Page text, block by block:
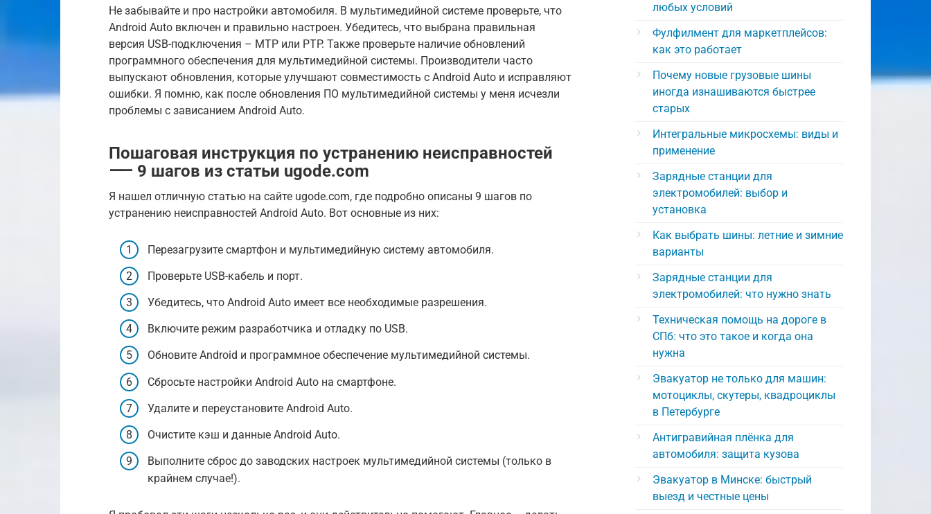
Не забывайте и про настройки автомобиля. В мультимедийной системе проверьте, что
Android Auto включен и правильно настроен. Убедитесь, что выбрана правильная
версия USB-подключения – MTP или PTP. Также проверьте наличие обновлений
программного обеспечения для мультимедийной системы. Производители часто
выпускают обновления, которые улучшают совместимость с Android Auto и исправляют
ошибки. Я помню, как после обновления ПО мультимедийной системы у меня исчезли
проблемы с зависанием Android Auto.
Пошаговая инструкция по устранению неисправностей
⸺ 9 шагов из статьи ugode.com
Я нашел отличную статью на сайте ugode.com, где подробно описаны 9 шагов по
устранению неисправностей Android Auto. Вот основные из них:
Перезагрузите смартфон и мультимедийную систему автомобиля.
Проверьте USB-кабель и порт.
Убедитесь, что Android Auto имеет все необходимые разрешения.
Включите режим разработчика и отладку по USB.
Обновите Android и программное обеспечение мультимедийной системы.
Сбросьте настройки Android Auto на смартфоне.
Удалите и переустановите Android Auto.
Очистите кэш и данные Android Auto.
Выполните сброс до заводских настроек мультимедийной системы (только в
крайнем случае!).
любых условий
Фулфилмент для маркетплейсов:
как это работает
Почему новые грузовые шины
иногда изнашиваются быстрее
старых
Интегральные микросхемы: виды и
применение
Зарядные станции для
электромобилей: выбор и
установка
Как выбрать шины: летние и зимние
варианты
Зарядные станции для
электромобилей: что нужно знать
Техническая помощь на дороге в
СПб: что это такое и когда она
нужна
Эвакуатор не только для машин:
мотоциклы, скутеры, квадроциклы
в Петербурге
Антигравийная плёнка для
автомобиля: защита кузова
Эвакуатор в Минске: быстрый
выезд и честные цены